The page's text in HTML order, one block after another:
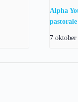
Alpha
pastorale
7